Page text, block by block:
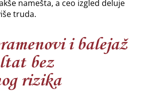
namešta, a ceo izgled deluje
truda.
i balejaž
bez
rizika